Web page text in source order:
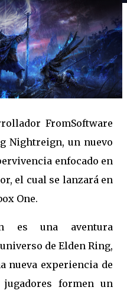
FromSoftware
Nightreign, un nuevo
enfocado en
el cual se lanzará en
One.
es una aventura
de Elden Ring,
nueva experiencia de
formen un